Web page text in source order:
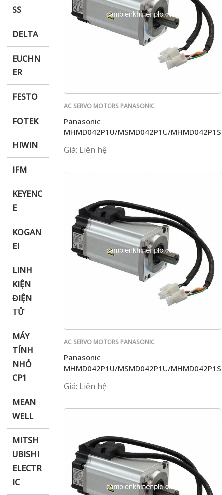
SS
DELTA
EUCHN
ER
FESTO
FOTEK
HIWIN
IFM
KEYENC
E
KOGAN
EI
LINH
KIỆN
ĐIỆN
TỬ
MÁY
TÍNH
NHỎ
CP1
MEAN
WELL
MITSH
UBISHI
ELECTR
IC
AC SERVO MOTORS PANASONIC
Panasonic
MHMD042P1U/MSMD042P1U/MHMD042P1S
Giá: Liên hệ
AC SERVO MOTORS PANASONIC
Panasonic
MHMD042P1U/MSMD042P1U/MHMD042P1S
Giá: Liên hệ